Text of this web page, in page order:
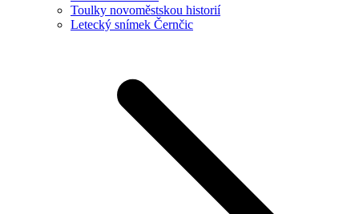
Toulky novoměstskou historií
Letecký snímek Černčic